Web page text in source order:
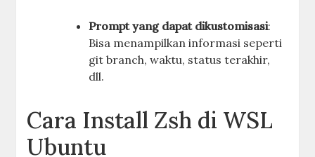
Prompt yang dapat dikustomisasi:
Bisa menampilkan informasi seperti
git branch, waktu, status terakhir,
dll.
Cara Install Zsh di WSL
Ubuntu